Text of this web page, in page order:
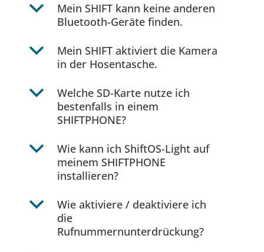
b
Mein SHIFT kann keine anderen
Bluetooth-Geräte finden.
b
Mein SHIFT aktiviert die Kamera
in der Hosentasche.
b
Welche SD-Karte nutze ich
bestenfalls in einem
SHIFTPHONE?
b
Wie kann ich ShiftOS-Light auf
meinem SHIFTPHONE
installieren?
b
Wie aktiviere / deaktiviere ich
die
Rufnummernunterdrückung?